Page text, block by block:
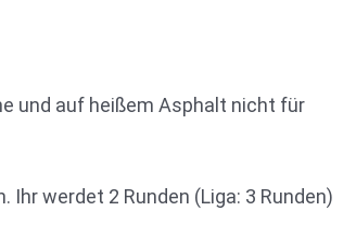
und auf heißem Asphalt nicht für
werdet 2 Runden (Liga: 3 Runden)